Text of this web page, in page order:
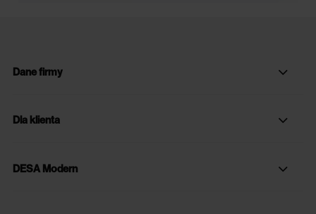
Dane firmy
Dla klienta
DESA Modern